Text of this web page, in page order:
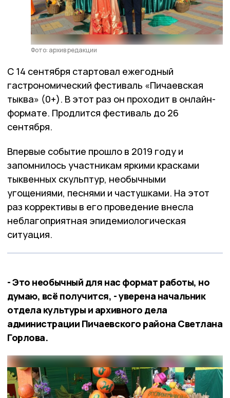
Фото: архив редакции
С 14 сентября стартовал ежегодный
гастрономический фестиваль «Пичаевская
тыква» (0+). В этот раз он проходит в онлайн-
формате. Продлится фестиваль до 26
сентября.
Впервые событие прошло в 2019 году и
запомнилось участникам яркими красками
тыквенных скульптур, необычными
угощениями, песнями и частушками. На этот
раз коррективы в его проведение внесла
неблагоприятная эпидемиологическая
ситуация.
- Это необычный для нас формат работы, но
думаю, всё получится, - уверена начальник
отдела культуры и архивного дела
администрации Пичаевского района Светлана
Горлова.